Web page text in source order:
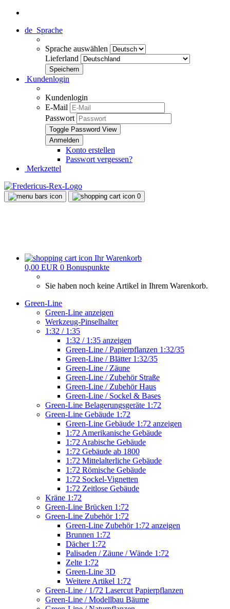
de Sprache
Sprache auswählen
Lieferland
Kundenlogin
Kundenlogin
E-Mail
Passwort
Toggle Password View
Konto erstellen
Passwort vergessen?
Merkzettel
0
Ihr Warenkorb
0,00 EUR 0 Bonuspunkte
Sie haben noch keine Artikel in Ihrem Warenkorb.
Green-Line
Green-Line anzeigen
Werkzeug-Pinselhalter
1:32 / 1:35
1:32 / 1:35 anzeigen
Green-Line / Papierpflanzen 1:32/35
Green-Line / Blätter 1:32/35
Green-Line / Zäune
Green-Line / Zubehör Straße
Green-Line / Zubehör Haus
Green-Line / Sockel & Bases
Green-Line Belagerungsgeräte 1:72
Green-Line Gebäude 1:72
Green-Line Gebäude 1:72 anzeigen
1:72 Amerikanische Gebäude
1:72 Arabische Gebäude
1:72 Gebäude ab 1800
1:72 Mittelalterliche Gebäude
1:72 Römische Gebäude
1:72 Sockel-Vignetten
1:72 Zeitlose Gebäude
Kräne 1:72
Green-Line Brücken 1:72
Green-Line Zubehör 1:72
Green-Line Zubehör 1:72 anzeigen
Brunnen 1:72
Dächer 1:72
Palisaden / Zäune / Wände 1:72
Zelte 1:72
Green-Line 3D
Weitere Artikel 1:72
Green-Line / 1/72 Lasercut Papierpflanzen
Green-Line / Modellbau Bäume